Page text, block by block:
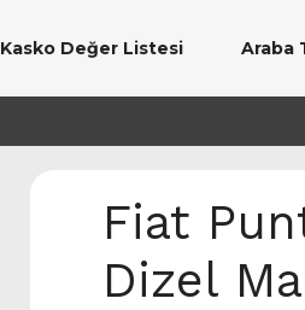
Kasko Değer Listesi Araba
Fiat
Dizel